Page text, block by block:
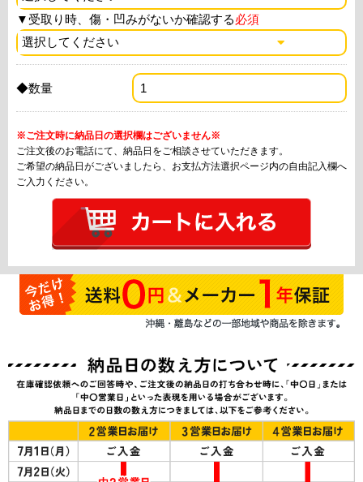
▼ 受取り時、傷・凹みがないか確認する必須
◆数量
※ご注文時に納品日の選択欄はございません※
ご注文後のお電話にて、納品日をご相談させていただきます。
ご希望の納品日がございましたら、お支払方法選択ページ内の自由記入欄へ
ご入力ください。